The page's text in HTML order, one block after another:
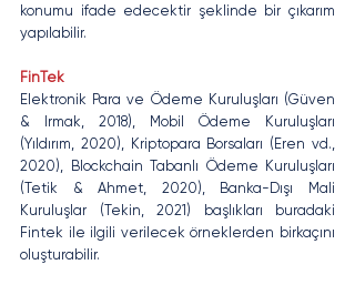
konumu ifade edecektir şeklinde bir çıkarım
yapılabilir.
FinTek
Elektronik Para ve Ödeme Kuruluşları (Güven
& Irmak, 2018), Mobil Ödeme Kuruluşları
(Yıldırım, 2020), Kriptopara Borsaları (Eren vd.,
2020), Blockchain Tabanlı Ödeme Kuruluşları
(Tetik & Ahmet, 2020), Banka-Dışı Mali
Kuruluşlar (Tekin, 2021) başlıkları buradaki
Fintek ile ilgili verilecek örneklerden birkaçını
oluşturabilir.